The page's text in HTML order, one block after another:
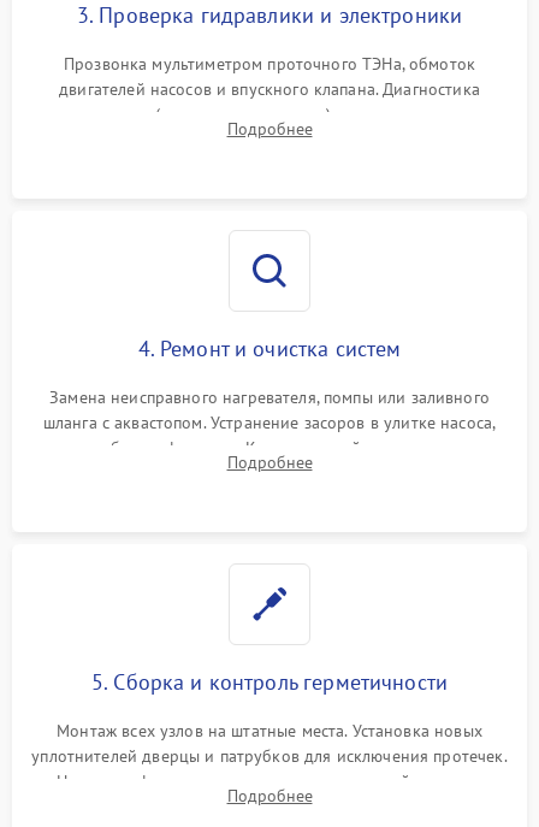
3. Проверка гидравлики и электроники
Прозвонка мультиметром проточного ТЭНа, обмоток
двигателей насосов и впускного клапана. Диагностика
прессостата (датчика уровня воды), датчика мутности,
концевика дверцы и электронного модуля управления.
Подробнее
4. Ремонт и очистка систем
Замена неисправного нагревателя, помпы или заливного
шланга с аквастопом. Устранение засоров в улитке насоса,
патрубках и фильтрах. Компонентный ремонт платы
управления, восстановление поврежденной проводки.
Подробнее
5. Сборка и контроль герметичности
Монтаж всех узлов на штатные места. Установка новых
уплотнителей дверцы и патрубков для исключения протечек.
Надежная фиксация хомутов гидравлической системы,
сборка корпуса и установка датчика поплавка.
Подробнее